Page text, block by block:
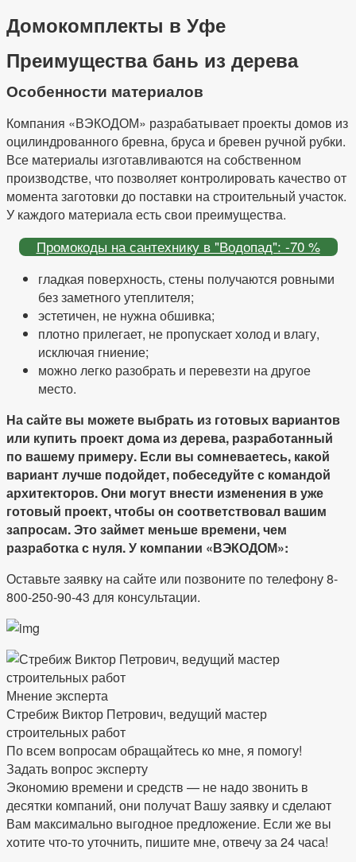
Домокомплекты в Уфе
Преимущества бань из дерева
Особенности материалов
Компания «ВЭКОДОМ» разрабатывает проекты домов из
оцилиндрованного бревна, бруса и бревен ручной рубки.
Все материалы изготавливаются на собственном
производстве, что позволяет контролировать качество от
момента заготовки до поставки на строительный участок.
У каждого материала есть свои преимущества.
Промокоды на сантехнику в "Водопад": -70 %
гладкая поверхность, стены получаются ровными
без заметного утеплителя;
эстетичен, не нужна обшивка;
плотно прилегает, не пропускает холод и влагу,
исключая гниение;
можно легко разобрать и перевезти на другое
место.
На сайте вы можете выбрать из готовых вариантов
или купить проект дома из дерева, разработанный
по вашему примеру. Если вы сомневаетесь, какой
вариант лучше подойдет, побеседуйте с командой
архитекторов. Они могут внести изменения в уже
готовый проект, чтобы он соответствовал вашим
запросам. Это займет меньше времени, чем
разработка с нуля. У компании «ВЭКОДОМ»:
Оставьте заявку на сайте или позвоните по телефону 8-
800-250-90-43 для консультации.
Мнение эксперта
Стребиж Виктор Петрович, ведущий мастер
строительных работ
По всем вопросам обращайтесь ко мне, я помогу!
Задать вопрос эксперту
Экономию времени и средств — не надо звонить в
десятки компаний, они получат Вашу заявку и сделают
Вам максимально выгодное предложение. Если же вы
хотите что-то уточнить, пишите мне, отвечу за 24 часа!